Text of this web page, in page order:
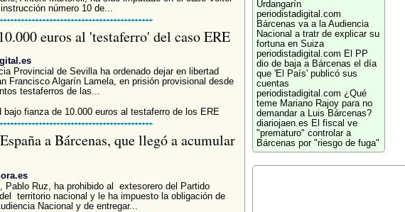
número 10 de...
euros al 'testaferro' del caso ERE
Provincial de Sevilla ha ordenado dejar en libertad
Francisco Algarín Lamela, en prisión provisional desde
testaferros de las...
bajo fianza de 10.000 euros al testaferro de los ERE
a Bárcenas, que llegó a acumular
Pablo Ruz, ha prohibido al extesorero del Partido
territorio nacional y le ha impuesto la obligación de
Nacional y de entregar...
Urdangarín
periodistadigital.com
Bárcenas va a la Audiencia
Nacional a tratr de explicar su
fortuna en Suiza
periodistadigital.com El PP
dio de baja a Bárcenas el día
que 'El País' publicó sus
cuentas
periodistadigital.com ¿Qué
teme Mariano Rajoy para no
demandar a Luis Bárcenas?
diariojaen.es El fiscal ve
"prematuro" controlar a
Bárcenas por "riesgo de fuga"